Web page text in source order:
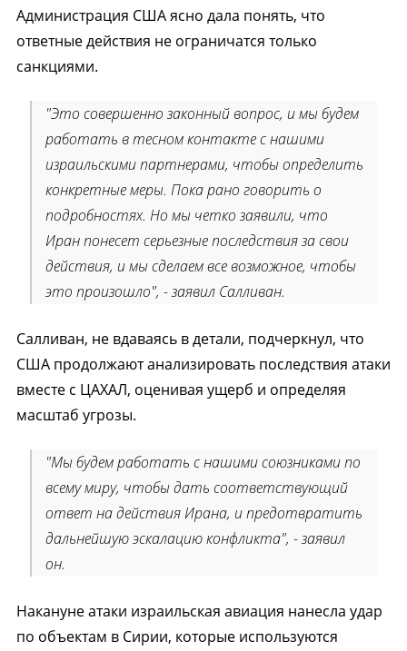
Администрация США ясно дала понять, что
ответные действия не ограничатся только
санкциями.
"Это совершенно законный вопрос, и мы будем
работать в тесном контакте с нашими
израильскими партнерами, чтобы определить
конкретные меры. Пока рано говорить о
подробностях. Но мы четко заявили, что
Иран понесет серьезные последствия за свои
действия, и мы сделаем все возможное, чтобы
это произошло", - заявил Салливан.
Салливан, не вдаваясь в детали, подчеркнул, что
США продолжают анализировать последствия атаки
вместе с ЦАХАЛ, оценивая ущерб и определяя
масштаб угрозы.
"Мы будем работать с нашими союзниками по
всему миру, чтобы дать соответствующий
ответ на действия Ирана, и предотвратить
дальнейшую эскалацию конфликта", - заявил
он.
Накануне атаки израильская авиация нанесла удар
по объектам в Сирии, которые используются